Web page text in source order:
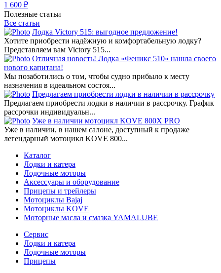
1 600 ₽
Полезные статьи
Все статьи
Лодка Victory 515: выгодное предложение!
Хотите приобрести надёжную и комфортабельную лодку?
Представляем вам Victory 515...
Отличная новость! Лодка «Феникс 510» нашла своего
нового капитана!
Мы позаботились о том, чтобы судно прибыло к месту
назначения в идеальном состоя...
Предлагаем приобрести лодки в наличии в рассрочку
Предлагаем приобрести лодки в наличии в рассрочку. График
рассрочки индивидуальн...
Уже в наличии мотоцикл KOVE 800X PRO
Уже в наличии, в нашем салоне, доступный к продаже
легендарный мотоцикл KOVE 800...
Каталог
Лодки и катера
Лодочные моторы
Аксессуары и оборудование
Прицепы и трейлеры
Мотоциклы Bajaj
Мотоциклы KOVE
Моторные масла и смазка YAMALUBE
Сервис
Лодки и катера
Лодочные моторы
Прицепы